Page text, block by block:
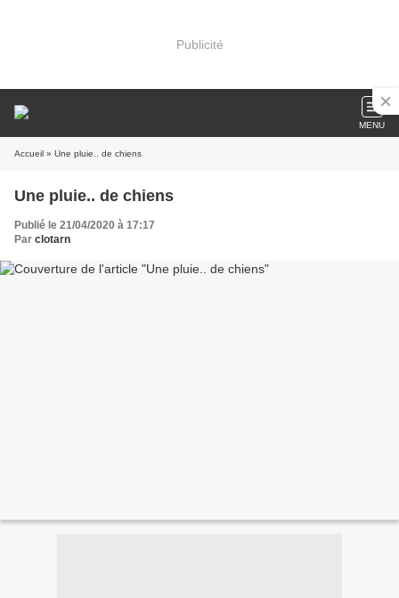
Publicité
MENU
Accueil » Une pluie.. de chiens
Une pluie.. de chiens
Publié le 21/04/2020 à 17:17
Par clotarn